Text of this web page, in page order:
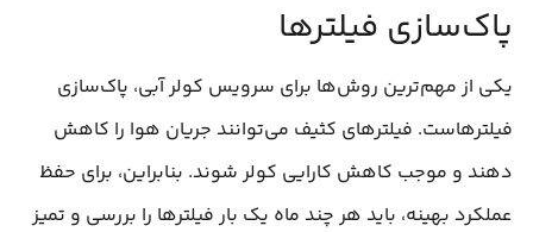
پاک‌سازی فیلترها
یکی از مهم‌ترین روش‌ها برای سرویس کولر آبی، پاک‌سازی
فیلترهاست. فیلترهای کثیف می‌توانند جریان هوا را کاهش
دهند و موجب کاهش کارایی کولر شوند. بنابراین، برای حفظ
عملکرد بهینه، باید هر چند ماه یک بار فیلترها را بررسی و تمیز